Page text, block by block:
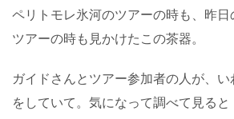
ペリトモレ氷河のツアーの時も、昨
ツアーの時も見かけたこの茶器。
ガイドさんとツアー参加者の人が、い
をしていて。気になって調べて見ると